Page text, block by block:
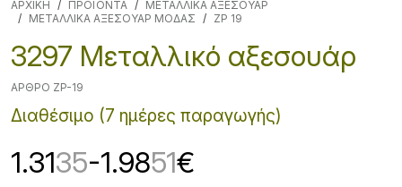
ΑΡΧΙΚΉ ΠΡΟΪΟΝΤΑ
ΜΕΤΑΛΛΙΚΑ ΑΞΕΣΟΥΑΡ
ΜΕΤΑΛΛΙΚΑ ΑΞΕΣΟΥΑΡ ΜΟΔΑΣ
ZP 19
3297 Μεταλλικό αξεσουάρ
ΆΡΘΡΟ ZP-19
Διαθέσιμο (7 ημέρες παραγωγής)
1.3135-1.9851€